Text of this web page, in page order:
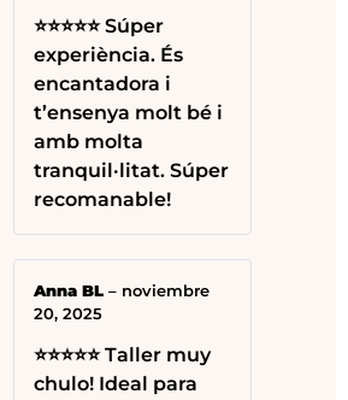
⭐⭐⭐⭐⭐ Súper
experiència. És
encantadora i
t’ensenya molt bé i
amb molta
tranquil·litat. Súper
recomanable!
Anna BL – noviembre
20, 2025
⭐⭐⭐⭐⭐ Taller muy
chulo! Ideal para